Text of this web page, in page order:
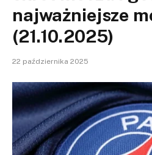
najważniejsze
(21.10.2025)
22 października 2025